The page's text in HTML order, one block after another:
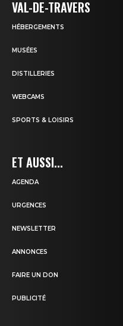
VAL-DE-TRAVERS
HÉBERGEMENTS
MUSÉES
DISTILLERIES
WEBCAMS
SPORTS & LOISIRS
ET AUSSI...
AGENDA
URGENCES
NEWSLETTER
ANNONCES
FAIRE UN DON
PUBLICITÉ